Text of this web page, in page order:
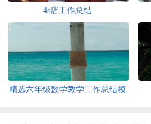
4s店工作总结
精选六年级数学教学工作总结模